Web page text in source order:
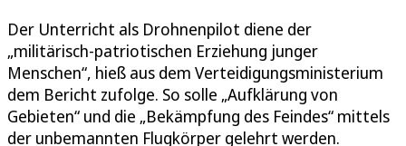
Der Unterricht als Drohnenpilot diene der
„militärisch-patriotischen Erziehung junger
Menschen“, hieß aus dem Verteidigungsministerium
dem Bericht zufolge. So solle „Aufklärung von
Gebieten“ und die „Bekämpfung des Feindes“ mittels
der unbemannten Flugkörper gelehrt werden.